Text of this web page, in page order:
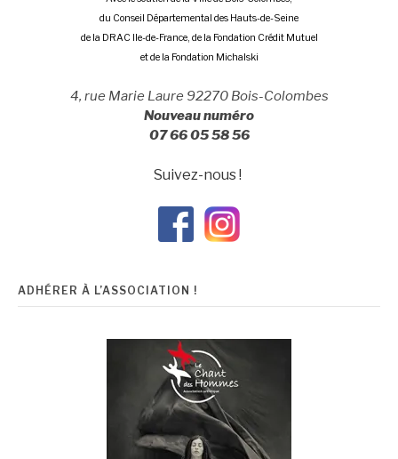
du Conseil Départemental des Hauts-de-Seine
de la DRAC Ile-de-France, de la Fondation Crédit Mutuel
et de la Fondation Michalski
4, rue Marie Laure 92270 Bois-Colombes
Nouveau numéro
07 66 05 58 56
Suivez-nous !
ADHÉRER À L’ASSOCIATION !